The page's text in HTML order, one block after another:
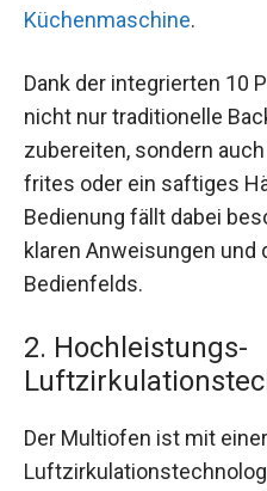
Küchenmaschine.
Dank der integrierten 10
nicht nur traditionelle
zubereiten, sondern
frites oder ein saftiges
Bedienung fällt dabei
klaren Anweisungen
Bedienfelds.
2. Hochleistungs-
Der Multiofen ist mit